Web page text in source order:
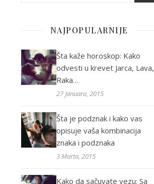
NAJPOPULARNIJE
Šta kaže horoskop: Kako
odvesti u krevet Jarca, Lava,
Raka…
27 Januara, 2015
Šta je podznak i kako vas
opisuje vaša kombinacija
znaka i podznaka
3 Marta, 2015
Kako da sačuvate vezu: Sa